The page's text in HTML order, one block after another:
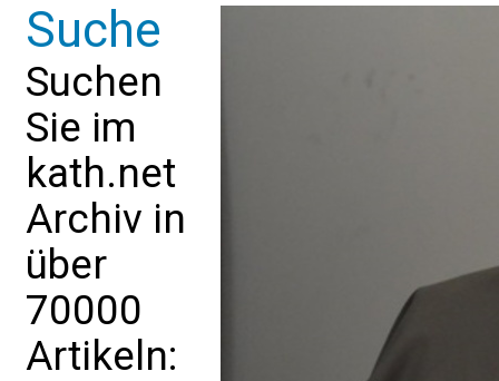
Suche
Suchen
Sie im
kath.net
Archiv in
über
70000
Artikeln: